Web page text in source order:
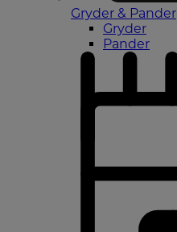
Gryder & Pander
Gryder
Pander